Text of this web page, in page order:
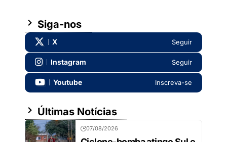
Siga-nos
X Seguir
Instagram Seguir
Youtube Inscreva-se
Últimas Notícias
07/08/2026